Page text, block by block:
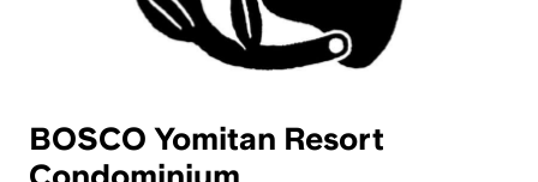
BOSCO Yomitan Resort